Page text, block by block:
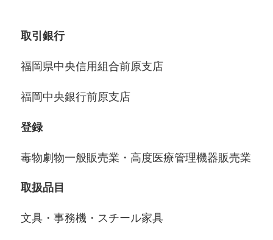
取引銀行
福岡県中央信用組合前原支店
福岡中央銀行前原支店
登録
毒物劇物一般販売業・高度医療管理機器販売業
取扱品目
文具・事務機・スチール家具